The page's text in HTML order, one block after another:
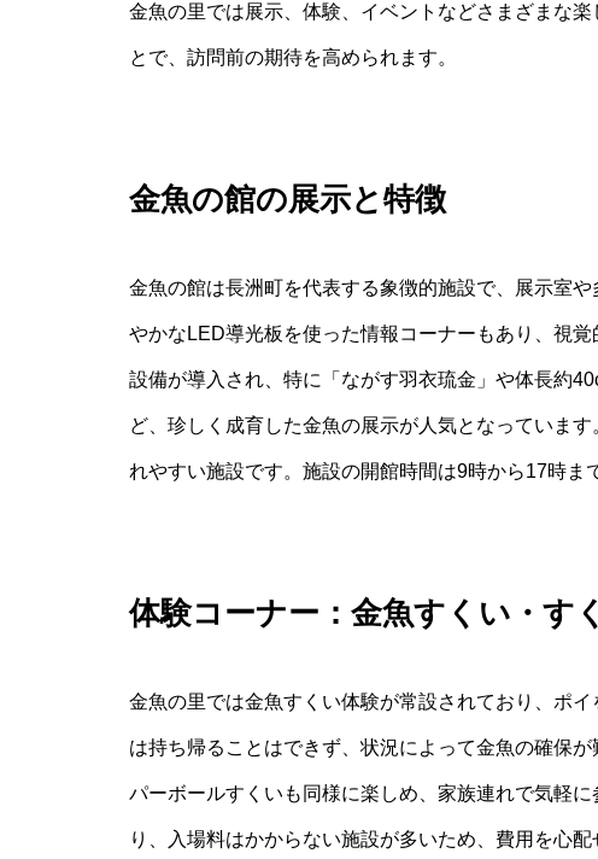
金魚の里では展示、体験、イベントなどさまざまな
とで、訪問前の期待を高められます。
金魚の館の展示と特徴
金魚の館は長洲町を代表する象徴的施設で、展示室
やかなLED導光板を使った情報コーナーもあり、視
設備が導入され、特に「ながす羽衣琉金」や体長約
ど、珍しく成育した金魚の展示が人気となっていま
れやすい施設です。施設の開館時間は9時から17時ま
体験コーナー：金魚すくい・す
金魚の里では金魚すくい体験が常設されており、ポ
は持ち帰ることはできず、状況によって金魚の確保
パーボールすくいも同様に楽しめ、家族連れで気軽
り、入場料はかからない施設が多いため、費用を心配